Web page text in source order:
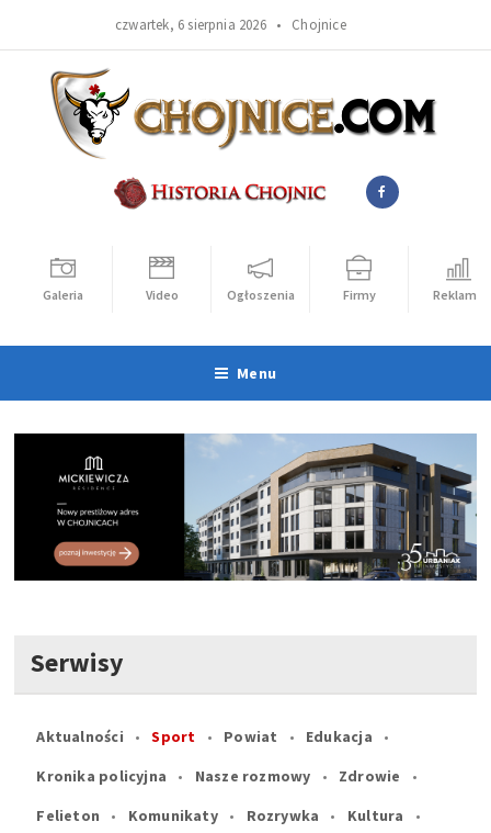
czwartek, 6 sierpnia 2026 • Chojnice
Galeria Video Ogłoszenia Firmy Reklama
Menu
Serwisy
Aktualności Sport Powiat
Edukacja
Kronika policyjna
Nasze rozmowy
Zdrowie
Felieton
Komunikaty Rozrywka
Kultura